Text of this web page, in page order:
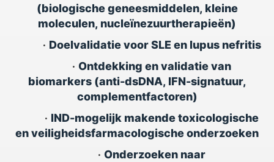
(biologische geneesmiddelen, kleine
moleculen, nucleïnezuurtherapieën)
• Doelvalidatie voor SLE en lupus nefritis
• Ontdekking en validatie van
biomarkers (anti-dsDNA, IFN-signatuur,
complementfactoren)
• IND-mogelijk makende toxicologische
en veiligheidsfarmacologische onderzoeken
• Onderzoeken naar